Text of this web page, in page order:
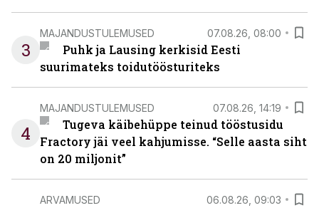
3
MAJANDUSTULEMUSED 07.08.26, 08:00
Puhk ja Lausing kerkisid Eesti
suurimateks toidutöösturiteks
4
MAJANDUSTULEMUSED 07.08.26, 14:19
Tugeva käibehüppe teinud tööstusidu
Fractory jäi veel kahjumisse. “Selle aasta siht
on 20 miljonit”
ARVAMUSED 06.08.26, 09:03